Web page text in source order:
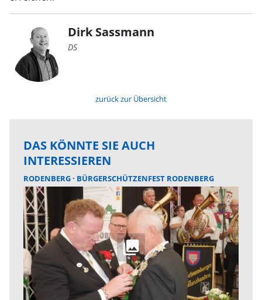
Dirk Sassmann
DS
zurück zur Übersicht
DAS KÖNNTE SIE AUCH
INTERESSIEREN
RODENBERG BÜRGERSCHÜTZENFEST RODENBERG